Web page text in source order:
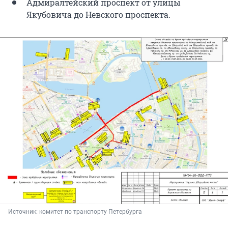
Адмиралтейский проспект от улицы
Якубовича до Невского проспекта.
Источник: комитет по транспорту Петербурга